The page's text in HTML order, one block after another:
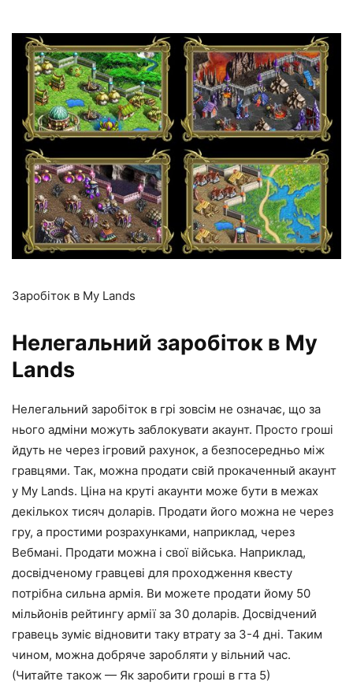
Заробіток в My Lands
Нелегальний заробіток в My
Lands
Нелегальний заробіток в грі зовсім не означає, що за
нього адміни можуть заблокувати акаунт. Просто гроші
йдуть не через ігровий рахунок, а безпосередньо між
гравцями. Так, можна продати свій прокаченный акаунт
у My Lands. Ціна на круті акаунти може бути в межах
декількох тисяч доларів. Продати його можна не через
гру, а простими розрахунками, наприклад, через
Вебмані. Продати можна і свої війська. Наприклад,
досвідченому гравцеві для проходження квесту
потрібна сильна армія. Ви можете продати йому 50
мільйонів рейтингу армії за 30 доларів. Досвідчений
гравець зуміє відновити таку втрату за 3-4 дні. Таким
чином, можна добряче заробляти у вільний час.
(Читайте також — Як заробити гроші в гта 5)